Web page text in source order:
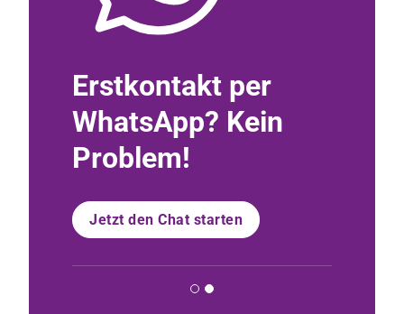
Erstkontakt per
WhatsApp? Kein
Problem!
Jetzt den Chat starten